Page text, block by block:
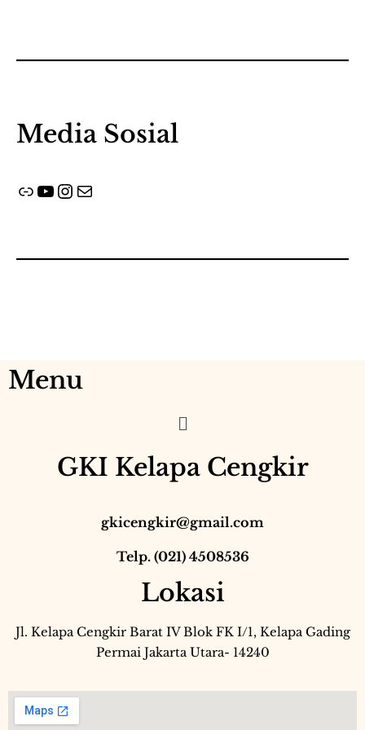
Media Sosial
Menu
GKI Kelapa Cengkir
gkicengkir@gmail.com
Telp. (021) 4508536
Lokasi
Jl. Kelapa Cengkir Barat IV Blok FK I/1, Kelapa Gading
Permai Jakarta Utara- 14240